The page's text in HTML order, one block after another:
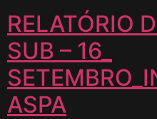
RELATÓRIO
SUB – 16_
ASPA